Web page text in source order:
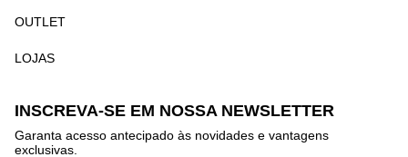
OUTLET
LOJAS
INSCREVA-SE EM NOSSA NEWSLETTER
Garanta acesso antecipado às novidades e vantagens
exclusivas.